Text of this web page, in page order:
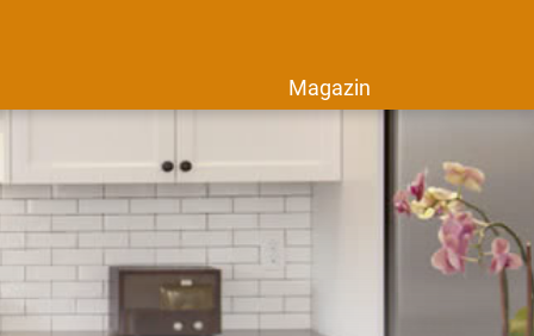
Magazin